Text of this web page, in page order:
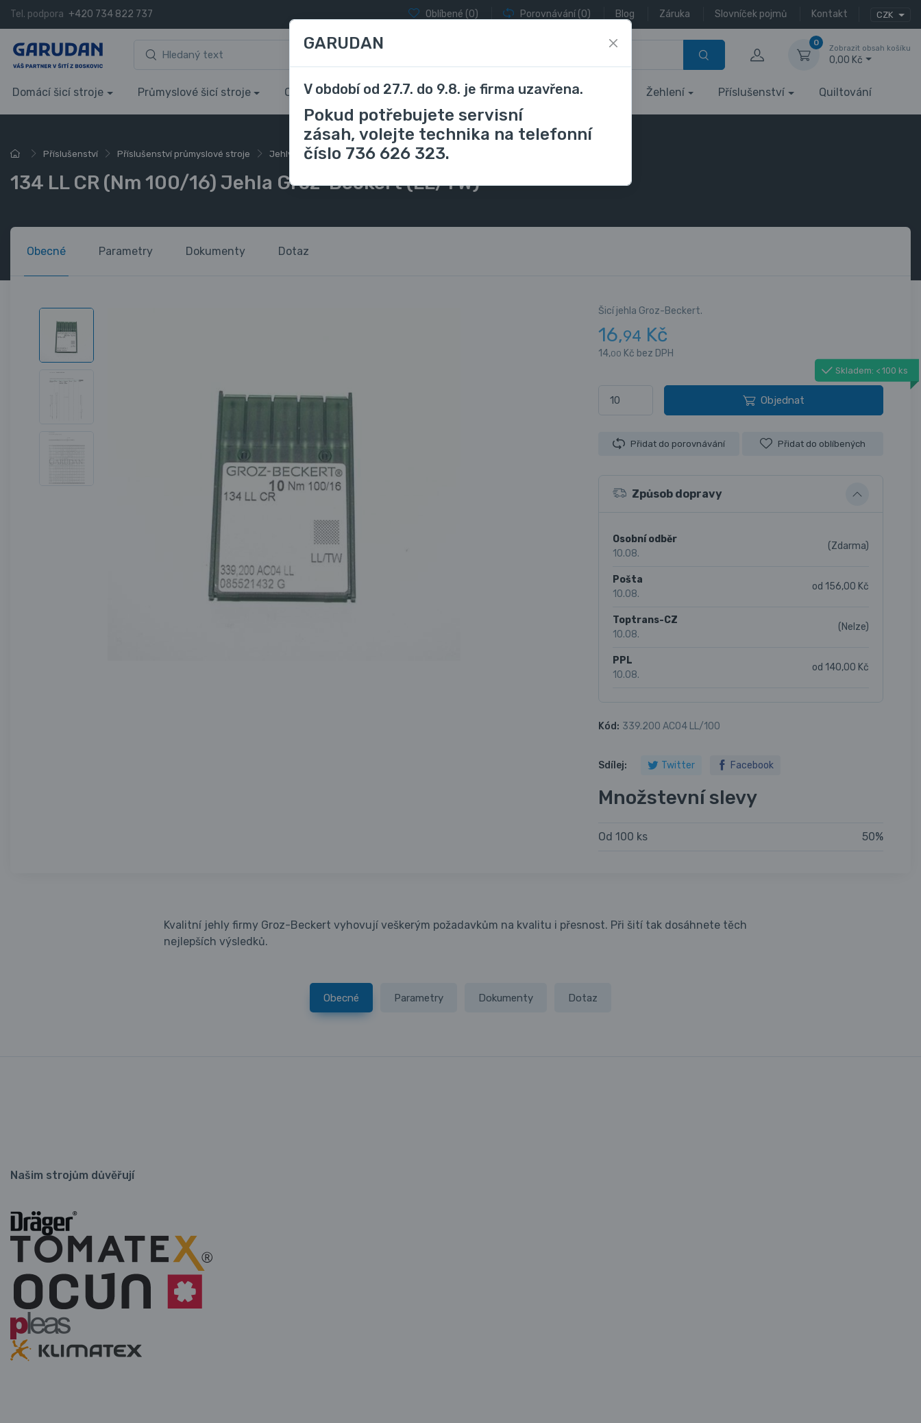
Tel. podpora +420 734 822 737 Oblíbené (0) Porovnávání(0) Blog Záruka Slovníček pojmů Kontakt CZK
0
Zobrazit obsah košíku
0,00 Kč
Domácí šicí stroje Průmyslové šicí stroje Overlocky a coverlocky Vyšívací stroje Stříhání a řezání Žehlení Příslušenství Quiltování
Příslušenství Příslušenství průmyslové stroje Jehly do šicího stroje 134 LL CR (Nm 100/16) Jehla Groz-Beckert (LL/TW)
134 LL CR (Nm 100/16) Jehla Groz-Beckert (LL/TW)
Obecné Parametry Dokumenty Dotaz
Šicí jehla Groz-Beckert.
16,94 Kč
14,00 Kč bez DPH
Skladem: < 100 ks
Objednat
Přidat do porovnávání Přidat do oblíbených
Způsob dopravy
Osobní odběr
10.08.
(Zdarma)
Pošta
10.08.
od 156,00 Kč
Toptrans-CZ
10.08.
(Nelze)
PPL
10.08.
od 140,00 Kč
Kód: 339.200 AC04 LL/100
Sdílej: Twitter Facebook
Množstevní slevy
Od 100 ks 50%
Kvalitní jehly firmy Groz-Beckert vyhovují veškerým požadavkům na kvalitu i přesnost. Při šití tak dosáhnete těch
nejlepších výsledků.
Obecné Parametry Dokumenty Dotaz
Našim strojům důvěřují
GARUDAN
V období od 27.7. do 9.8. je firma uzavřena.
Pokud potřebujete servisní
zásah, volejte technika na telefonní
číslo 736 626 323.